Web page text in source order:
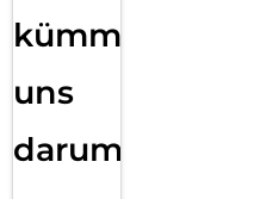
kümmern
uns
darum!